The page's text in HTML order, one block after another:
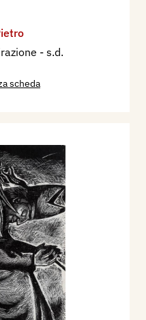
- s.d.
scheda